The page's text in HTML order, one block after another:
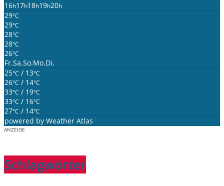
16h17h18h19h20h
29°C
29°C
28°C
28°C
26°C
Fr.Sa.So.Mo.Di.
25°C / 13°C
26°C / 14°C
33°C / 19°C
33°C / 16°C
27°C / 14°C
powered by Weather Atlas
ANZEIGE
Schlagwörter